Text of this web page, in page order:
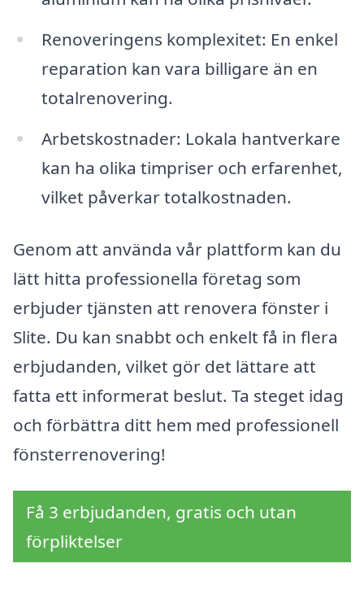
Renoveringens komplexitet: En enkel
reparation kan vara billigare än en
totalrenovering.
Arbetskostnader: Lokala hantverkare
kan ha olika timpriser och erfarenhet,
vilket påverkar totalkostnaden.
Genom att använda vår plattform kan du
lätt hitta professionella företag som
erbjuder tjänsten att renovera fönster i
Slite. Du kan snabbt och enkelt få in flera
erbjudanden, vilket gör det lättare att
fatta ett informerat beslut. Ta steget idag
och förbättra ditt hem med professionell
fönsterrenovering!
Få 3 erbjudanden, gratis och utan
förpliktelser